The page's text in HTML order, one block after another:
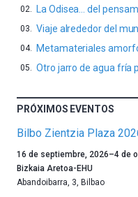
La Odisea… del
Viaje alrededor del
Metamateriales
Otro jarro de agua fría
PRÓXIMOS EVENTOS
Bilbo Zientzia Plaza
Un
año
más,
16 de septiembre, 2026–4 de
Bizkaia Aretoa-EHU
Abandoibarra, 3, Bilbao